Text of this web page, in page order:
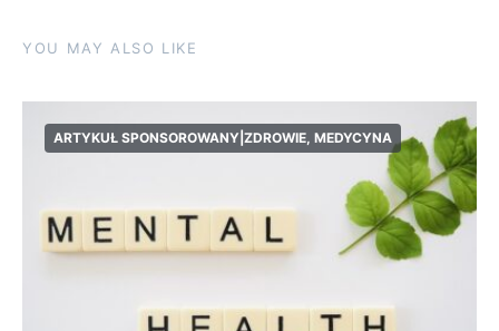
YOU MAY ALSO LIKE
ARTYKUŁ SPONSOROWANY|ZDROWIE, MEDYCYNA